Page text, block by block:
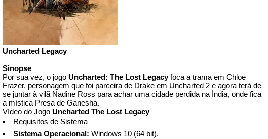
Uncharted Legacy
Sinopse
Por sua vez, o jogo Uncharted: The Lost Legacyfoca a trama em Chloe
Frazer, personagem que foi parceira de Drake em Uncharted 2 e agora terá de
se juntar à vilã Nadine Ross para achar uma cidade perdida na Índia, onde fica
a mística Presa de Ganesha.
Vídeo do Jogo Uncharted The Lost Legacy
Requisitos de Sistema
Sistema Operacional: Windows 10 (64 bit).